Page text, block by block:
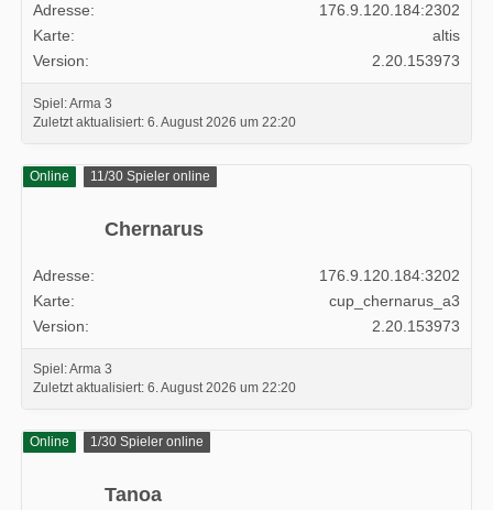
Adresse
176.9.120.184:2302
Karte
altis
Version
2.20.153973
Spiel: Arma 3
Zuletzt aktualisiert: 6. August 2026 um 22:20
Online 11/30 Spieler online
Chernarus
Adresse
176.9.120.184:3202
Karte
cup_chernarus_a3
Version
2.20.153973
Spiel: Arma 3
Zuletzt aktualisiert: 6. August 2026 um 22:20
Online 1/30 Spieler online
Tanoa